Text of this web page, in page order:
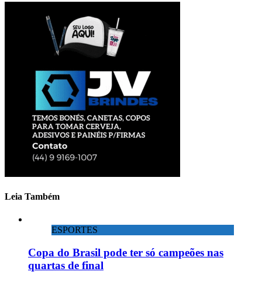
Leia Também
ESPORTES
Copa do Brasil pode ter só campeões nas
quartas de final